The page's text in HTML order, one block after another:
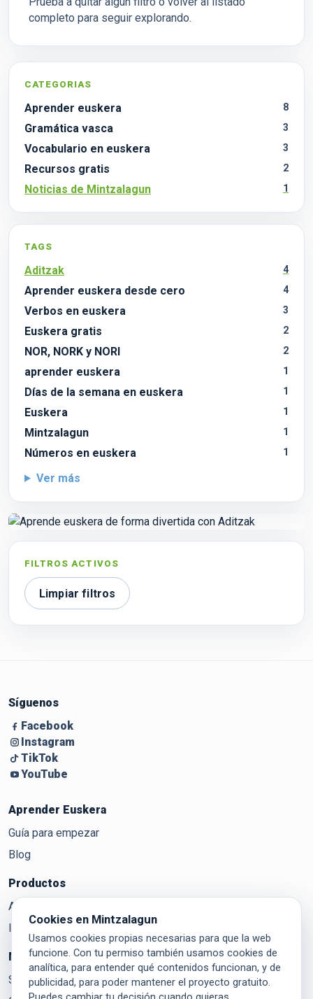
Cookies en Mintzalagun
Usamos cookies propias necesarias para que la web
funcione. Con tu permiso también usamos cookies de
analítica, para entender qué contenidos funcionan, y de
publicidad, para poder mantener el proyecto gratuito.
completo para seguir explorando.
CATEGORIAS
Aprender euskera 8
Gramática vasca 3
Vocabulario en euskera 3
Recursos gratis 2
Noticias de Mintzalagun 1
TAGS
Aditzak 4
Aprender euskera desde cero 4
Verbos en euskera 3
Euskera gratis 2
NOR, NORK y NORI 2
aprender euskera 1
Días de la semana en euskera 1
Euskera 1
Mintzalagun 1
Números en euskera 1
Ver más
FILTROS ACTIVOS
Limpiar filtros
Síguenos
Facebook
Instagram
TikTok
YouTube
Aprender Euskera
Guía para empezar
Blog
Productos
Aditzak
Ikasi
Mintzalagun
Sobre Mintzalagun